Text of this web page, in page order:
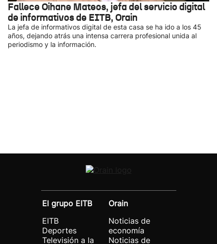
Fallece Oihane Mateos, jefa del servicio digital
de informativos de EITB, Orain
La jefa de informativos digital de esta casa se ha ido a los 45
años, dejando atrás una intensa carrera profesional unida al
periodismo y la información.
El grupo EITB
EITB
Deportes
Televisión a la
Orain
Noticias de
economía
Noticias de